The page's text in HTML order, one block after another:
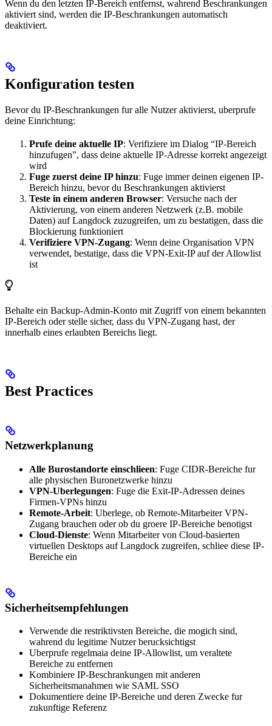
Wenn du den letzten IP-Bereich entfernst, wahrend Beschrankungen
aktiviert sind, werden die IP-Beschrankungen automatisch
deaktiviert.
Konfiguration testen
Bevor du IP-Beschrankungen fur alle Nutzer aktivierst, uberprufe
deine Einrichtung:
Prufe deine aktuelle IP: Verifiziere im Dialog “IP-Bereich
hinzufugen”, dass deine aktuelle IP-Adresse korrekt angezeigt
wird
Fuge zuerst deine IP hinzu: Fuge immer deinen eigenen IP-
Bereich hinzu, bevor du Beschrankungen aktivierst
Teste in einem anderen Browser: Versuche nach der
Aktivierung, von einem anderen Netzwerk (z.B. mobile
Daten) auf Langdock zuzugreifen, um zu bestatigen, dass die
Blockierung funktioniert
Verifiziere VPN-Zugang: Wenn deine Organisation VPN
verwendet, bestatige, dass die VPN-Exit-IP auf der Allowlist
ist
Behalte ein Backup-Admin-Konto mit Zugriff von einem bekannten
IP-Bereich oder stelle sicher, dass du VPN-Zugang hast, der
innerhalb eines erlaubten Bereichs liegt.
Best Practices
Netzwerkplanung
Alle Burostandorte einschlieen: Fuge CIDR-Bereiche fur
alle physischen Buronetzwerke hinzu
VPN-Uberlegungen: Fuge die Exit-IP-Adressen deines
Firmen-VPNs hinzu
Remote-Arbeit: Uberlege, ob Remote-Mitarbeiter VPN-
Zugang brauchen oder ob du groere IP-Bereiche benotigst
Cloud-Dienste: Wenn Mitarbeiter von Cloud-basierten
virtuellen Desktops auf Langdock zugreifen, schliee diese IP-
Bereiche ein
Sicherheitsempfehlungen
Verwende die restriktivsten Bereiche, die mogich sind,
wahrend du legitime Nutzer berucksichtigst
Uberprufe regelmaia deine IP-Allowlist, um veraltete
Bereiche zu entfernen
Kombiniere IP-Beschrankungen mit anderen
Sicherheitsmanahmen wie SAML SSO
Dokumentiere deine IP-Bereiche und deren Zwecke fur
zukunftige Referenz